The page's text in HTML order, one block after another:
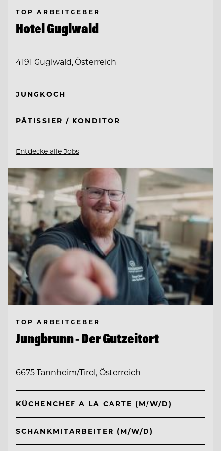
TOP ARBEITGEBER
Hotel Guglwald
4191 Guglwald, Österreich
JUNGKOCH
PÂTISSIER / KONDITOR
Entdecke alle Jobs
TOP ARBEITGEBER
Jungbrunn - Der Gutzeitort
6675 Tannheim/Tirol, Österreich
KÜCHENCHEF A LA CARTE (M/W/D)
SCHANKMITARBEITER (M/W/D)